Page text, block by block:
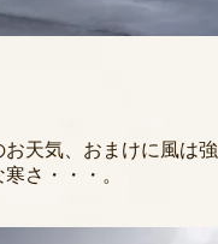
天気、おまけに風は強
さ・・・。